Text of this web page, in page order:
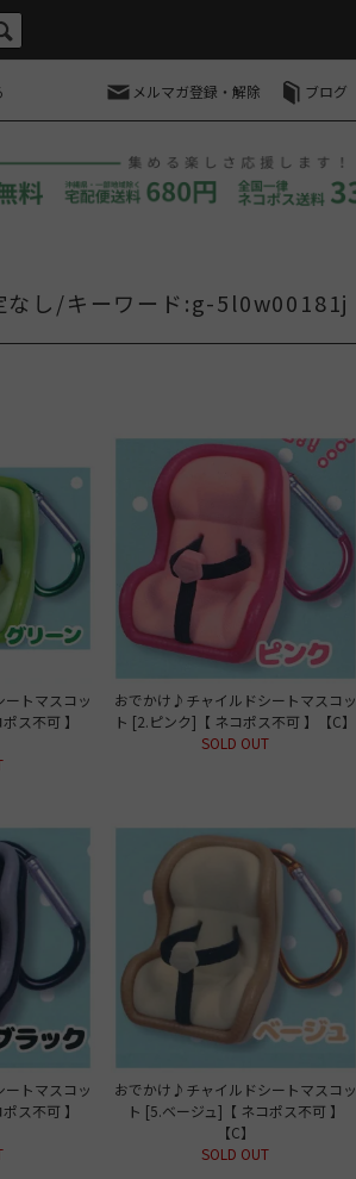
メルマガ登録・解除 ブログ
なし/キーワード:g-5l0w00181j
トマスコッ
ス不可 】
おでかけ♪チャイルドシートマスコッ
ト [2.ピンク]【 ネコポス不可 】【C】
SOLD OUT
トマスコッ
ス不可 】
おでかけ♪チャイルドシートマスコッ
ト [5.ベージュ]【 ネコポス不可 】
【C】
SOLD OUT